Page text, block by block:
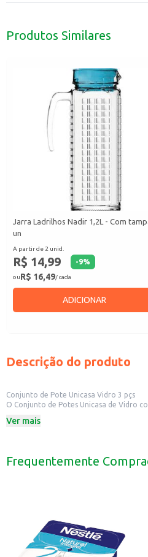
Produtos Similares
Jarra Ladrilhos Nadir 1,2L - Com
un
A partir de 2 unid.
R$ 14,99 -9%
ouR$ 16,49/ cada
ADICIONAR
Descrição do produto
Conjunto de Pote Unicasa Vidro 3 pçs
O Conjunto de Potes Unicasa de Vidro
Armazenamento de sobras de alimentos.
Ver mais
Frequentemente